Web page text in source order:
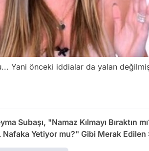
Yani önceki iddialar da yalan
Subaşı, "Namaz Kılmayı Bıraktın
Nafaka Yetiyor mu?" Gibi Merak Edilen
Cevapladı!